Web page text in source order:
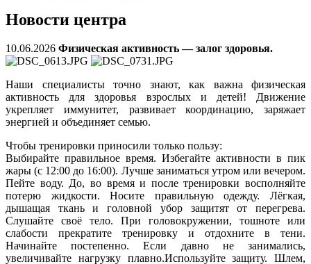
Новости центра
10.06.2026 Физическая активность — залог здоровья.
Наши специалисты точно знают, как важна физическая
активность для здоровья взрослых и детей! Движение
укрепляет иммунитет, развивает координацию, заряжает
энергией и объединяет семью.
Чтобы тренировки приносили только пользу:
Выбирайте правильное время. Избегайте активности в пик
жары (с 12:00 до 16:00). Лучше заниматься утром или вечером.
Пейте воду. До, во время и после тренировки восполняйте
потерю жидкости. Носите правильную одежду. Лёгкая,
дышащая ткань и головной убор защитят от перегрева.
Слушайте своё тело. При головокружении, тошноте или
слабости прекратите тренировку и отдохните в тени.
Начинайте постепенно. Если давно не занимались,
увеличивайте нагрузку плавно.Используйте защиту. Шлем,